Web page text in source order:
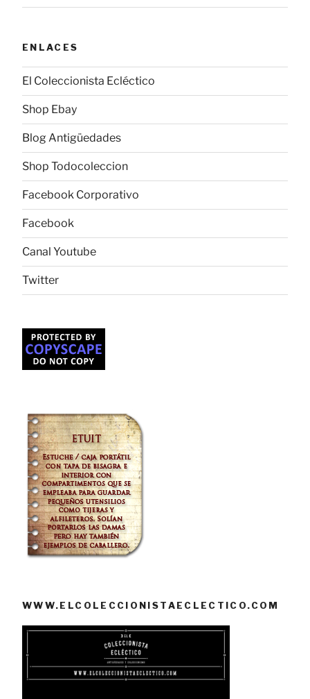
ENLACES
El Coleccionista Ecléctico
Shop Ebay
Blog Antigüedades
Shop Todocoleccion
Facebook Corporativo
Facebook
Canal Youtube
Twitter
WWW.ELCOLECCIONISTAECLECTICO.COM